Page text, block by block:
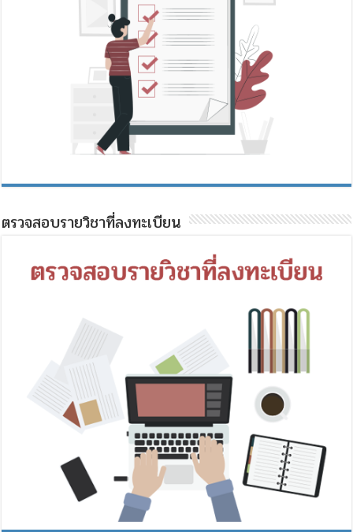
ตรวจสอบรายวิชาที่ลงทะเบียน